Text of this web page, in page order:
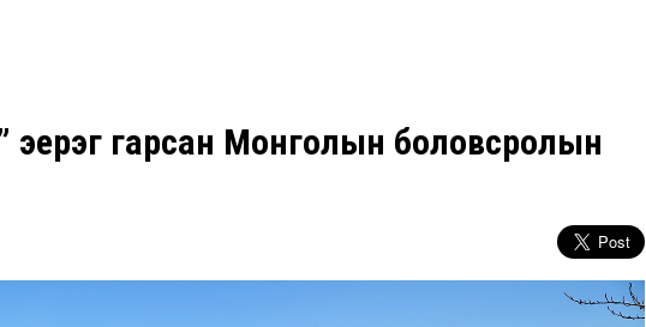
эерэг гарсан Монголын боловсролын